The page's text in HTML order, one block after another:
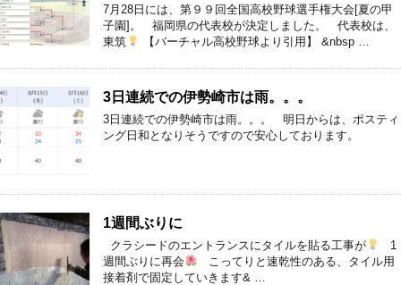
7月28日には、第９９回全国高校野球選手権大会[夏の甲
子園]。 福岡県の代表校が決定しました。 代表校は、
東筑
【バーチャル高校野球より引用】 &nbsp …
3日連続での伊勢崎市は雨。。。
3日連続での伊勢崎市は雨。。。 明日からは、ポスティ
ング日和となりそうですので安心しております。
1週間ぶりに
クラシードのエントランスにタイルを貼る工事が
1
週間ぶりに再会
こってりと速乾性のある、タイル用
接着剤で固定していきます& …